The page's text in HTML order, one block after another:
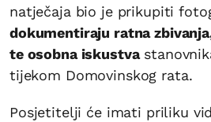
natječaja bio je prikupiti
dokumentiraju ratna
te osobna iskustva
tijekom Domovinskog rata.
Posjetitelji će imati priliku